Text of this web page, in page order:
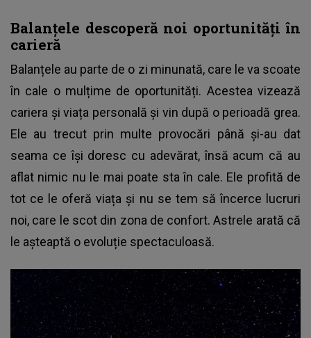
Balanțele descoperă noi oportunități în
carieră
Balanțele au parte de o zi minunată, care le va scoate
în cale o mulțime de oportunități. Acestea vizează
cariera și viața personală și vin după o perioadă grea.
Ele au trecut prin multe provocări până și-au dat
seama ce își doresc cu adevărat, însă acum că au
aflat nimic nu le mai poate sta în cale. Ele profită de
tot ce le oferă viața și nu se tem să încerce lucruri
noi, care le scot din zona de confort. Astrele arată că
le așteaptă o evoluție spectaculoasă.